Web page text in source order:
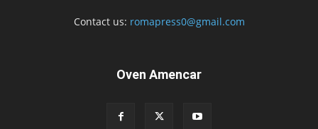
Contact us: romapress0@gmail.com
Oven Amencar